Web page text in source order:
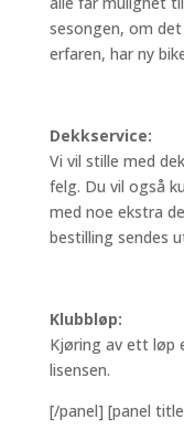
sesongen, om
erfaren, har ny
Dekkservice:
Vi vil stille med
felg. Du vil også
med noe ekstra
bestilling sendes
Klubbløp:
Kjøring av ett løp
lisensen.
[/panel] [panel